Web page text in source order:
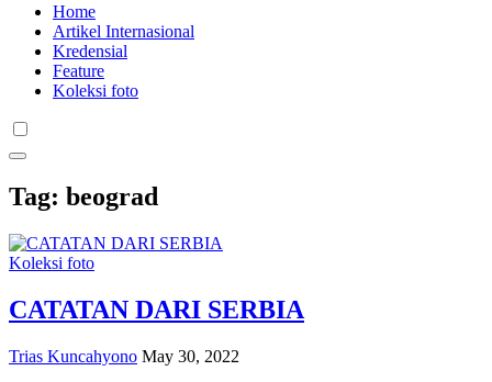
Home
Artikel Internasional
Kredensial
Feature
Koleksi foto
Tag: beograd
Koleksi foto
CATATAN DARI SERBIA
Trias Kuncahyono May 30, 2022